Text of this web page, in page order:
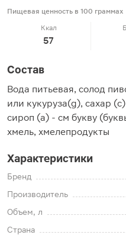
Пищевая ценность в 100 граммах
Ккал
57
Состав
Вода питьевая, солод
или кукуруза(g), сахар
сироп (а) - см букву
хмель, хмелепродукты
Характеристики
Бренд
Производитель
Объем, л
Страна